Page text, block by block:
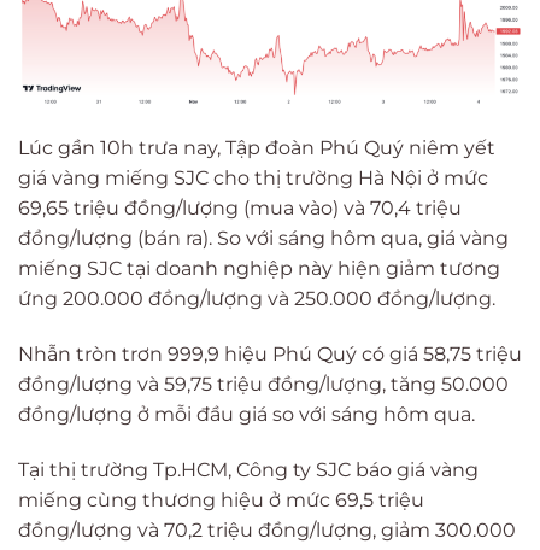
Lúc gần 10h trưa nay, Tập đoàn Phú Quý niêm yết
giá vàng miếng SJC cho thị trường Hà Nội ở mức
69,65 triệu đồng/lượng (mua vào) và 70,4 triệu
đồng/lượng (bán ra). So với sáng hôm qua, giá vàng
miếng SJC tại doanh nghiệp này hiện giảm tương
ứng 200.000 đồng/lượng và 250.000 đồng/lượng.
Nhẫn tròn trơn 999,9 hiệu Phú Quý có giá 58,75 triệu
đồng/lượng và 59,75 triệu đồng/lượng, tăng 50.000
đồng/lượng ở mỗi đầu giá so với sáng hôm qua.
Tại thị trường Tp.HCM, Công ty SJC báo giá vàng
miếng cùng thương hiệu ở mức 69,5 triệu
đồng/lượng và 70,2 triệu đồng/lượng, giảm 300.000